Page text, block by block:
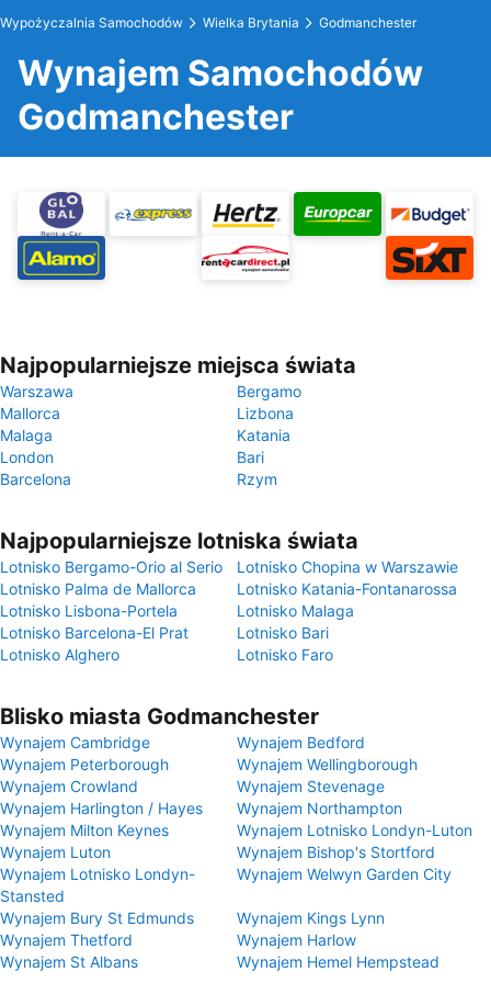
Wypożyczalnia Samochodów Wielka Brytania Godmanchester
Wynajem Samochodów
Godmanchester
Najpopularniejsze miejsca świata
Warszawa
Bergamo
Mallorca
Lizbona
Malaga
Katania
London
Bari
Barcelona
Rzym
Najpopularniejsze lotniska świata
Lotnisko Bergamo-Orio al Serio
Lotnisko Chopina w Warszawie
Lotnisko Palma de Mallorca
Lotnisko Katania-Fontanarossa
Lotnisko Lisbona-Portela
Lotnisko Malaga
Lotnisko Barcelona-El Prat
Lotnisko Bari
Lotnisko Alghero
Lotnisko Faro
Blisko miasta Godmanchester
Wynajem Cambridge
Wynajem Bedford
Wynajem Peterborough
Wynajem Wellingborough
Wynajem Crowland
Wynajem Stevenage
Wynajem Harlington / Hayes
Wynajem Northampton
Wynajem Milton Keynes
Wynajem Lotnisko Londyn-Luton
Wynajem Luton
Wynajem Bishop's Stortford
Wynajem Lotnisko Londyn-
Stansted
Wynajem Welwyn Garden City
Wynajem Bury St Edmunds
Wynajem Kings Lynn
Wynajem Thetford
Wynajem Harlow
Wynajem St Albans
Wynajem Hemel Hempstead